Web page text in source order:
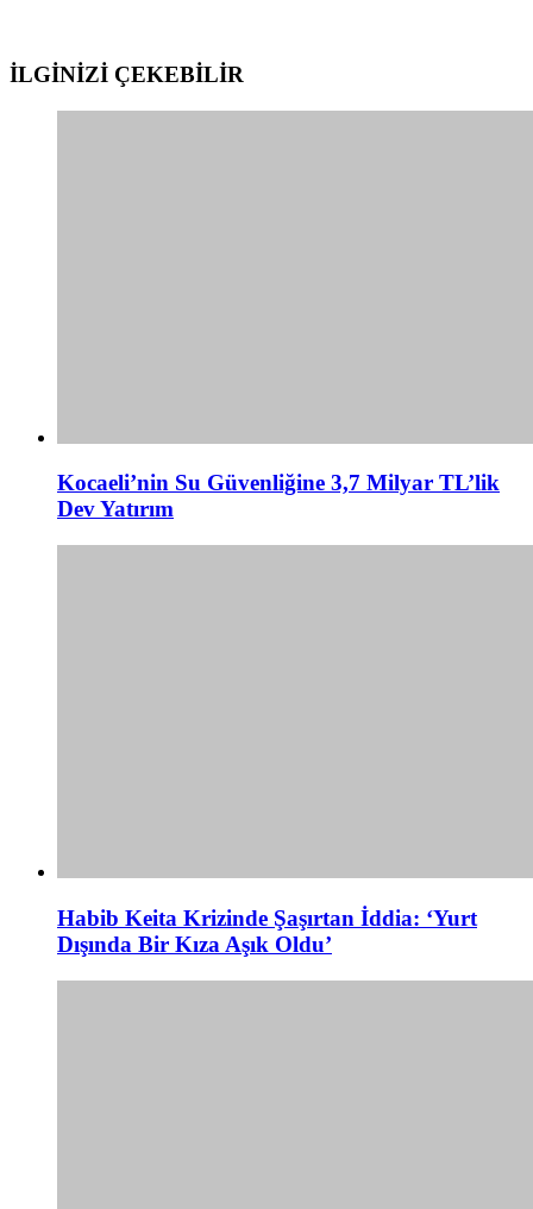
İLGİNİZİ ÇEKEBİLİR
Kocaeli’nin Su Güvenliğine 3,7 Milyar TL’lik
Dev Yatırım
Habib Keita Krizinde Şaşırtan İddia: ‘Yurt
Dışında Bir Kıza Aşık Oldu’